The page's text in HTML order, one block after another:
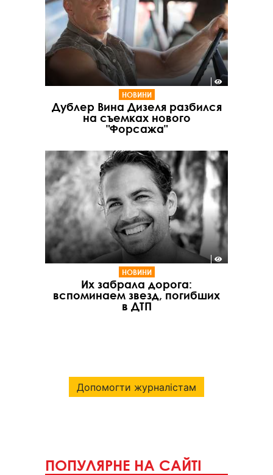
НОВИНИ
Дублер Вина Дизеля разбился
на съемках нового
"Форсажа"
НОВИНИ
Их забрала дорога:
вспоминаем звезд, погибших
в ДТП
Допомогти журналістам
ПОПУЛЯРНЕ НА САЙТІ